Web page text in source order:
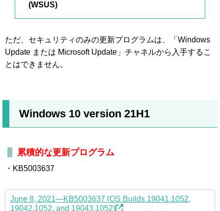
(WSUS)
ただ、セキュリティのみの更新プログラムは、「Windows
Update または Microsoft Update」チャネルから入手するこ
とはできません。
Windows 10 version 21H1
累積的な更新プログラム
・KB5003637
June 8, 2021—KB5003637 (OS Builds 19041.1052,
19042.1052, and 19043.1052)